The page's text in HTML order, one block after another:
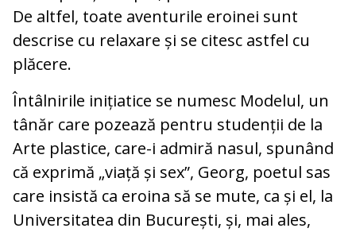
De altfel, toate aventurile eroinei sunt
descrise cu relaxare și se citesc astfel cu
plăcere.
Întâlnirile inițiatice se numesc Modelul, un
tânăr care pozează pentru studenții de la
Arte plastice, care-i admiră nasul, spunând
că exprimă „viață și sex”, Georg, poetul sas
care insistă ca eroina să se mute, ca și el, la
Universitatea din București, și, mai ales,